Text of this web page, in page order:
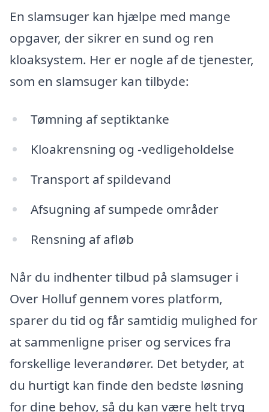
En slamsuger kan hjælpe med mange
opgaver, der sikrer en sund og ren
kloaksystem. Her er nogle af de tjenester,
som en slamsuger kan tilbyde:
Tømning af septiktanke
Kloakrensning og -vedligeholdelse
Transport af spildevand
Afsugning af sumpede områder
Rensning af afløb
Når du indhenter tilbud på slamsuger i
Over Holluf gennem vores platform,
sparer du tid og får samtidig mulighed for
at sammenligne priser og services fra
forskellige leverandører. Det betyder, at
du hurtigt kan finde den bedste løsning
for dine behov, så du kan være helt tryg